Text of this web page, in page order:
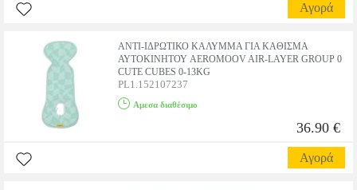
Αγορά
ΑΝΤΙ-ΙΔΡΩΤΙΚΟ ΚΑΛΥΜΜΑ ΓΙΑ ΚΑΘΙΣΜΑ
ΑΥΤΟΚΙΝΗΤΟΥ AEROMOOV AIR-LAYER GROUP 0
CUTE CUBES 0-13KG
PL1.152107237
Αμεσα διαθέσιμο
36.90 €
Αγορά